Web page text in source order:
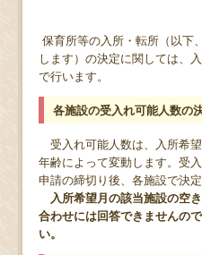
保育所等の入所・転所（以下
します）の決定に関しては、
で行います。
各施設の受入れ可能人数の
受入れ可能人数は、入所希
年齢によって変動します。受
申請の締切り後、各施設で決定
入所希望月の該当施設の空
合わせには回答できませんの
い。